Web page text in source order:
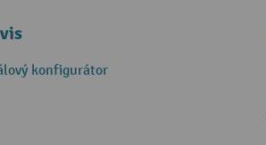
konfigurátor